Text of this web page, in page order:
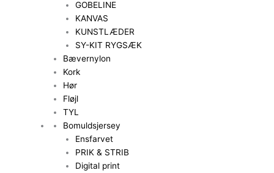
GOBELINE
KANVAS
KUNSTLÆDER
SY-KIT RYGSÆK
Bævernylon
Kork
Hør
Fløjl
TYL
Bomuldsjersey
Ensfarvet
PRIK & STRIB
Digital print